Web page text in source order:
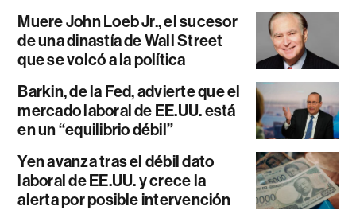
Muere John Loeb Jr., el sucesor
de una dinastía de Wall Street
que se volcó a la política
Barkin, de la Fed, advierte que el
mercado laboral de EE.UU. está
en un “equilibrio débil”
Yen avanza tras el débil dato
laboral de EE.UU. y crece la
alerta por posible intervención